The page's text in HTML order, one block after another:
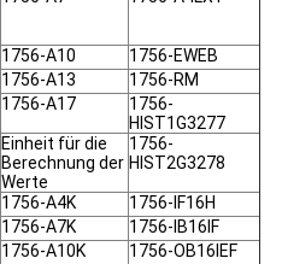
1756-A10
1756-EWEB
1756-A13
1756-RM
1756-A17
1756-
HIST1G3277
Einheit für die
Berechnung der
Werte
1756-
HIST2G3278
1756-A4K
1756-IF16H
1756-A7K
1756-IB16IF
1756-A10K
1756-OB16IEF